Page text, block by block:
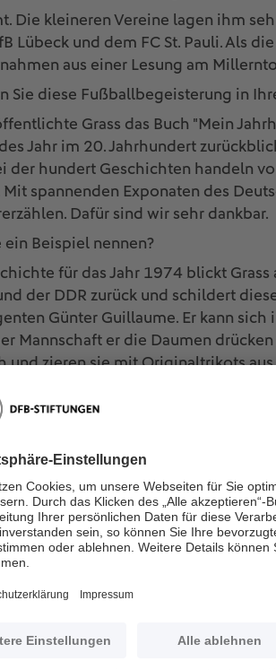
Die kleineren Vereine lagen ihm
Lübeck und dem FC St. Pauli. Als
aus einer Lesung am
Sie diese Fußballbegeisterung in
Grass das Buch "Mein
Jahr im 20. Jahrhundert
der hundert Geschichten handeln
Mit spannenden Exponaten des
Dafür sind wir sehr dankbar.
ein Beispiel nennen?
für das Jahr 1974 blickt
der DDR zurück und schildert
Günter Guillaume. Er kann
Mannschaft er die Daumen
und zieren sie mit Originaltrikots
Wimpel des Spiels und die
Sie uns neugierig auf die beiden
1903 thematisiert Grass das erste
und der Deutschen FC Prag,
geprägt war und auf viele
der Schweiz. Grass erzählt das
der sich Gedanken darüber macht,
Sie sehen, Grass sah die
denn auch selbst die Fußballschuhe?
In seinem Buch "Die Box"
gegen ein Werftteam, zu